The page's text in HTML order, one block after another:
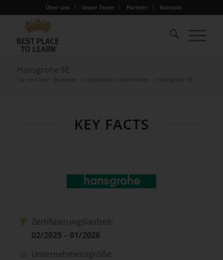
Über uns Unser Team Partner Kontakt
Hansgrohe SE
Sie sind hier: Startseite / Zertifizierte Unternehmen / Hansgrohe SE
KEY FACTS
Zertifizierungslaufzeit:
02/2025 – 01/2028
Unternehmensgröße: